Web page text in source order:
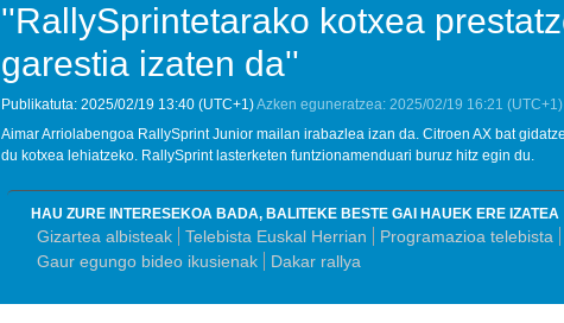
''RallySprintetarako kotxea
garestia izaten da''
Publikatuta: 2025/02/19 13:40 (UTC+1)Azken eguneratzea: 2025/02/19 16:21 (UTC+1)
Aimar Arriolabengoa RallySprint Junior mailan irabazlea izan da. Citroen AX bat
du kotxea lehiatzeko. RallySprint lasterketen funtzionamenduari buruz hitz egin du.
HAU ZURE INTERESEKOA BADA, BALITEKE BESTE GAI HAUEK ERE IZATEA
Gizartea albisteak Telebista Euskal Herrian
Programazioa telebista
Gaur egungo bideo ikusienak
Dakar rallya